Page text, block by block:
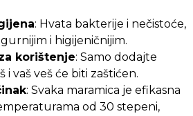
: Hvata bakterije i nečistoće,
i higijeničnijim.
korištenje: Samo dodajte
i vaš veš će biti zaštićen.
: Svaka maramica je efikasna
od 30 stepeni,